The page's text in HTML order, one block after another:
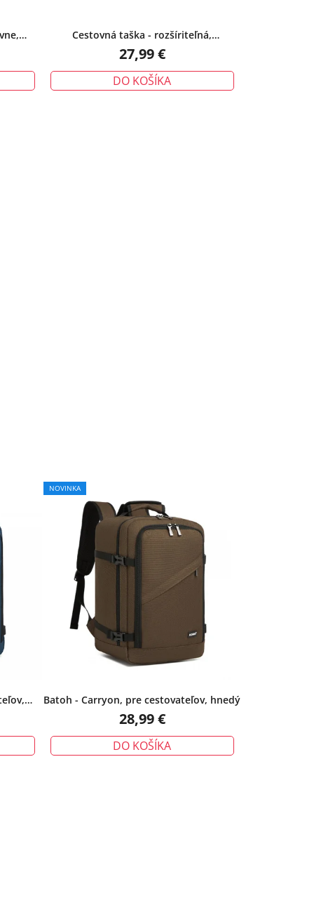
Cestovná taška - rozšíriteľná,
vodeodolná s kozmetickou taštičkou,
modrá
27,99 €
DO KOŠÍKA
NOVINKA
Batoh - Carryon, pre cestovateľov, hnedý
28,99 €
DO KOŠÍKA